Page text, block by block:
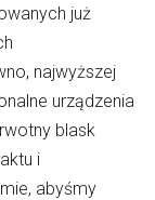
już
najwyższej
urządzenia
blask
i
abyśmy